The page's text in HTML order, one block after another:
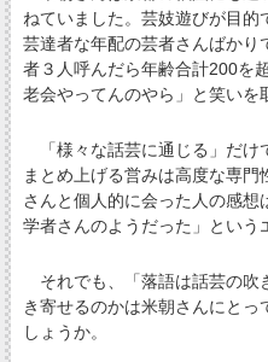
ねていました。芸妓遊びが目
芸達者な年配の芸者さんばか
者３人呼んだら年齢合計200を
老会やってんのやら」と笑いを
「様々な話芸に通じる」だけ
まとめ上げる営みは高度な専
さんと個人的に会った人の感
学者さんのようだった」という
それでも、「落語は話芸の吹
き寄せるのかは米朝さんにと
しょうか。